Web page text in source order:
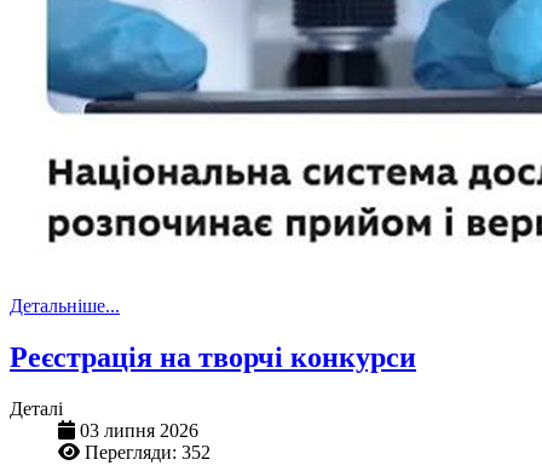
Детальніше...
Реєстрація на творчі конкурси
Деталі
03 липня 2026
Перегляди: 352